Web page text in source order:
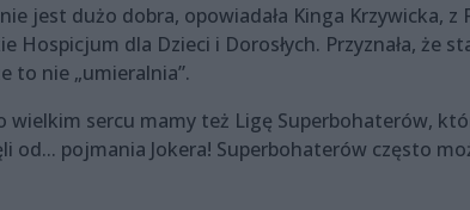
jest dużo dobra, opowiadała Kinga Krzywicka, z
Hospicjum dla Dzieci i Dorosłych. Przyznała, że
to nie „umieralnia”.
wielkim sercu mamy też Ligę Superbohaterów,
od... pojmania Jokera! Superbohaterów często